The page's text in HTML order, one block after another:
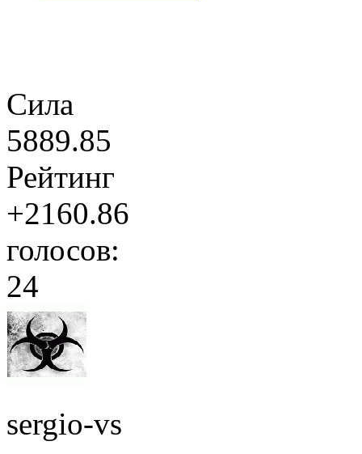
Сила
5889.85
Рейтинг
+2160.86
голосов:
24
sergio-vs